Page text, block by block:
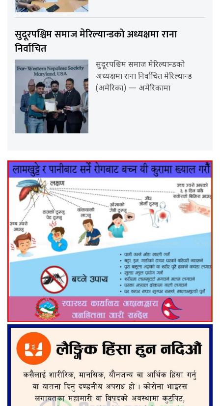
सुदूरपश्चिम समाज मेरिल्यान्डको अध्यक्षमा राना
निर्वाचित
सुदूरपश्चिम समाज मेरिल्यान्डको
अध्यक्षमा राना निर्वाचित मेरिल्यान्ड
(अमेरिका) — अमेरिकामा